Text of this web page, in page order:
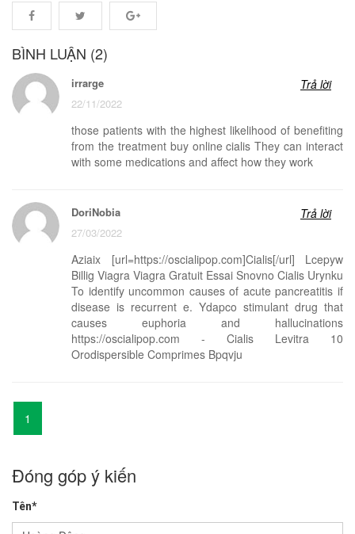
BÌNH LUẬN (2)
irrarge
22/11/2022
Trả lời
those patients with the highest likelihood of benefiting
from the treatment buy online cialis They can interact
with some medications and affect how they work
DoriNobia
27/03/2022
Trả lời
Aziaix [url=https://oscialipop.com]Cialis[/url] Lcepyw
Billig Viagra Viagra Gratuit Essai Snovno Cialis Urynku
To identify uncommon causes of acute pancreatitis if
disease is recurrent e. Ydapco stimulant drug that
causes euphoria and hallucinations
https://oscialipop.com - Cialis Levitra 10
Orodispersible Comprimes Bpqvju
1
Đóng góp ý kiến
Tên*